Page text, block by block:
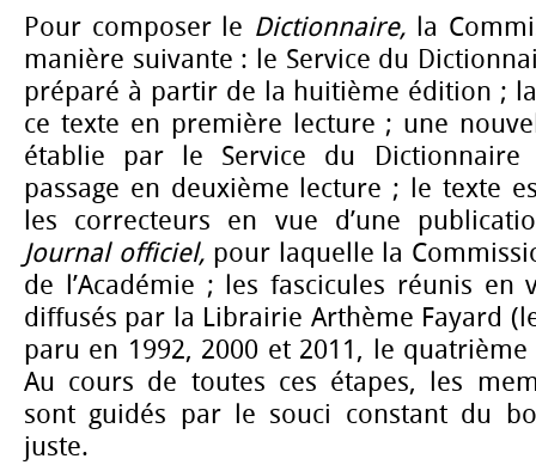
Pour composer le Dictionnaire, la
manière suivante : le Service du
préparé à partir de la huitième édition ;
ce texte en première lecture ; une
établie par le Service du Dictionnaire
passage en deuxième lecture ; le texte
les correcteurs en vue d’une
Journal officiel, pour laquelle la
de l’Académie ; les fascicules réunis en
diffusés par la Librairie Arthème Fayard
paru en 1992, 2000 et 2011, le
Au cours de toutes ces étapes, les
sont guidés par le souci constant du
juste.